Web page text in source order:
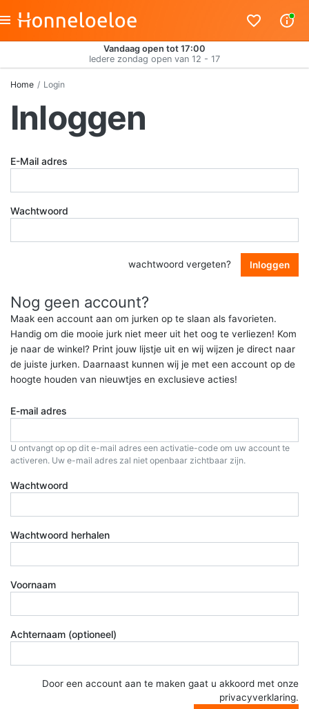
Vandaag open tot 17:00
Iedere zondag open van 12 - 17
Home Login
Inloggen
E-Mail adres
Wachtwoord
wachtwoord vergeten? Inloggen
Nog geen account?
Maak een account aan om jurken op te slaan als favorieten.
Handig om die mooie jurk niet meer uit het oog te verliezen! Kom
je naar de winkel? Print jouw lijstje uit en wij wijzen je direct naar
de juiste jurken. Daarnaast kunnen wij je met een account op de
hoogte houden van nieuwtjes en exclusieve acties!
E-mail adres
U ontvangt op op dit e-mail adres een activatie-code om uw account te
activeren. Uw e-mail adres zal niet openbaar zichtbaar zijn.
Wachtwoord
Wachtwoord herhalen
Voornaam
Achternaam (optioneel)
Door een account aan te maken gaat u akkoord met onze
privacyverklaring.